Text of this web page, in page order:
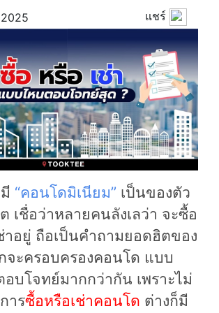
แชร์
“คอนโดมิเนียม” เป็นของตัว
เชื่อว่าหลายคนลังเลว่า จะซื้อ
าอยู่ ถือเป็นคำถามยอดฮิตของ
จะครอบครองคอนโด แบบ
บโจทย์มากกว่ากัน เพราะไม่
ารซื้อหรือเช่าคอนโด ต่างก็มี